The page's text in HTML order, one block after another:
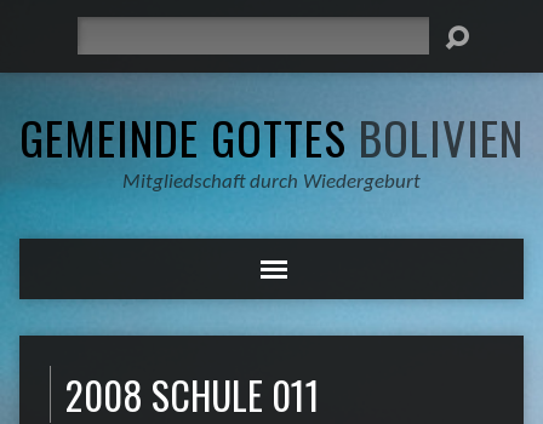
GEMEINDE GOTTES BOLIVIEN
Mitgliedschaft durch Wiedergeburt
2008 SCHULE 011